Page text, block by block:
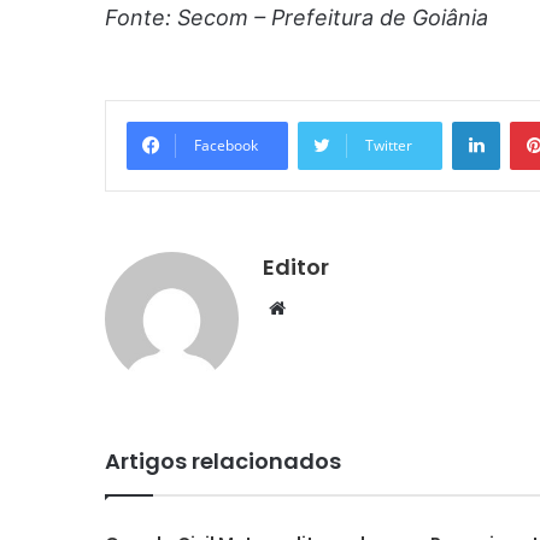
Fonte: Secom – Prefeitura de Goiânia
Facebook Twitter
Editor
Website
Artigos relacionados